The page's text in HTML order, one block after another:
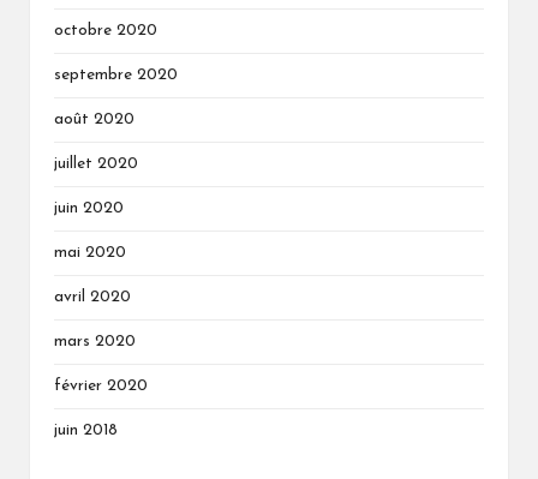
octobre 2020
septembre 2020
août 2020
juillet 2020
juin 2020
mai 2020
avril 2020
mars 2020
février 2020
juin 2018